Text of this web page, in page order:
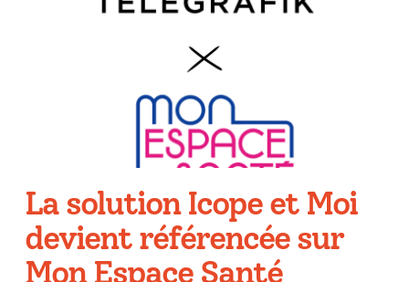
La solution Icope et Moi
devient référencée sur
Mon Espace Santé